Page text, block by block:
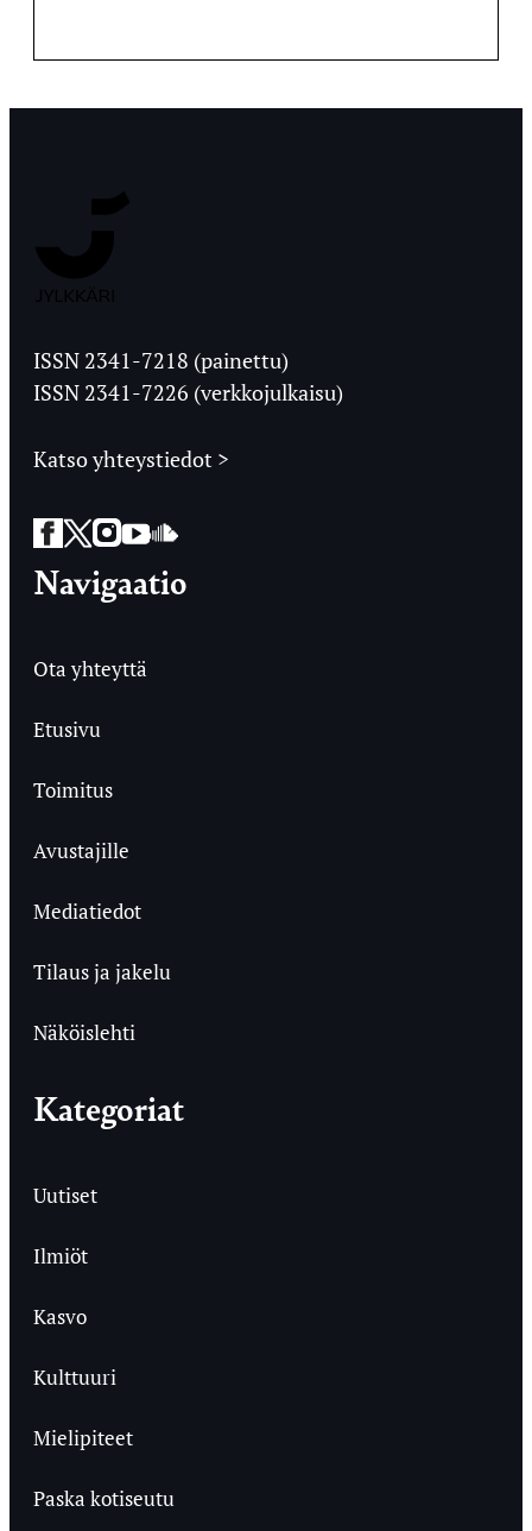
Ylioppilaslehti
ISSN 2341-7218 (painettu)
ISSN 2341-7226 (verkkojulkaisu)
Katso yhteystiedot >
Facebook
Twitter
Instagram
YouTube
SoundCloud
Navigaatio
Ota yhteyttä
Etusivu
Toimitus
Avustajille
Mediatiedot
Tilaus ja jakelu
Näköislehti
Kategoriat
Uutiset
Ilmiöt
Kasvo
Kulttuuri
Mielipiteet
Paska kotiseutu